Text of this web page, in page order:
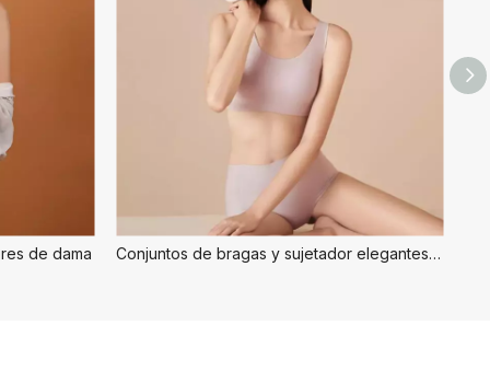
de dama Conjuntos de bragas y sujetador elegantes para mujer